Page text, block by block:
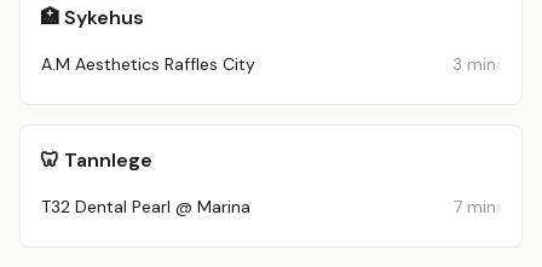
🏥 Sykehus
A.M Aesthetics Raffles City 3 min
🦷 Tannlege
T32 Dental Pearl @ Marina 7 min